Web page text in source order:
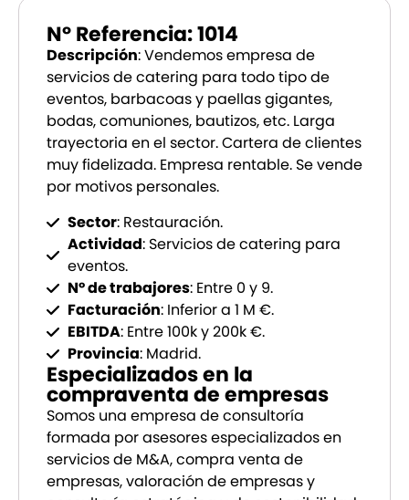
Nº Referencia: 1014
Descripción: Vendemos empresa de
servicios de catering para todo tipo de
eventos, barbacoas y paellas gigantes,
bodas, comuniones, bautizos, etc. Larga
trayectoria en el sector. Cartera de clientes
muy fidelizada. Empresa rentable. Se vende
por motivos personales.
Sector: Restauración.
Actividad: Servicios de catering para
eventos.
Nº de trabajores: Entre 0 y 9.
Facturación: Inferior a 1 M €.
EBITDA: Entre 100k y 200k €.
Provincia: Madrid.
Especializados en la
compraventa de empresas
Somos una empresa de consultoría
formada por asesores especializados en
servicios de M&A, compra venta de
empresas, valoración de empresas y